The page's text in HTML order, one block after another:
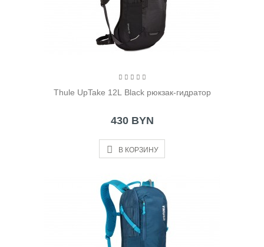
Thule UpTake 12L Black рюкзак-гидратор
430 BYN
В КОРЗИНУ